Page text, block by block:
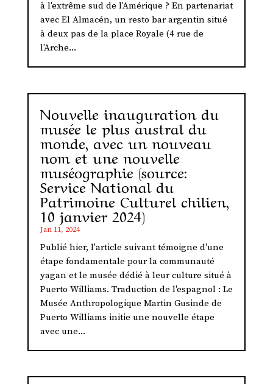
à l'extrême sud de l'Amérique ? En partenariat
avec El Almacén, un resto bar argentin situé
à deux pas de la place Royale (4 rue de
l'Arche...
Nouvelle inauguration du
musée le plus austral du
monde, avec un nouveau
nom et une nouvelle
muséographie (source:
Service National du
Patrimoine Culturel chilien,
10 janvier 2024)
Jan 11, 2024
Publié hier, l'article suivant témoigne d'une
étape fondamentale pour la communauté
yagan et le musée dédié à leur culture situé à
Puerto Williams. Traduction de l'espagnol : Le
Musée Anthropologique Martin Gusinde de
Puerto Williams initie une nouvelle étape
avec une...